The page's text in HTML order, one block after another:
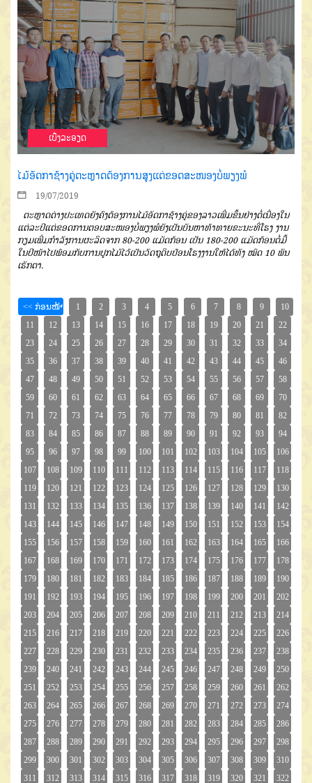
ເບີ່ງລະອຽດ
ໄມ້ອັດກາຊ້າງຄູ່ຕະຫຼາດຕ້ອງການສູງແຕ່ຂອດສະໜອງບໍ່ພຽງພໍ
19/07/2019
ຕະຫຼາດຕ່າງປະເທດຍັງຄົງຕ້ອງການໄມ້ອັດກາຊ້າງຄູ່ຂອງລາວເພີ່ມຂຶ້ນຢ່າງຕໍ່ເນື່ອງໃນ
ແຕ່ລະປີແຕ່ຂອດການຕອບສະໜອງບໍ່ພຽງພໍຍັງເປັນບັນຫາທ້າທາຍຂະນະທີ່ໂຮງ ງານ
ກຽມເພີ່ມກຳລັງການຜະລິດຈາກ80-200 ແມັດກ້ອນ ເປັນ180-200 ແມັດກ້ອນຕໍ່ມື້
ໃນປີໜ້າໄປພ້ອມກັບການປູກໄມ້ໄວ້ເປັນວັດຖຸດິບປ້ອນໂຮງງານໃຫ້ໄດ້ທັງ ໝົດ 10 ພັນ
ເຮັກຕາ.